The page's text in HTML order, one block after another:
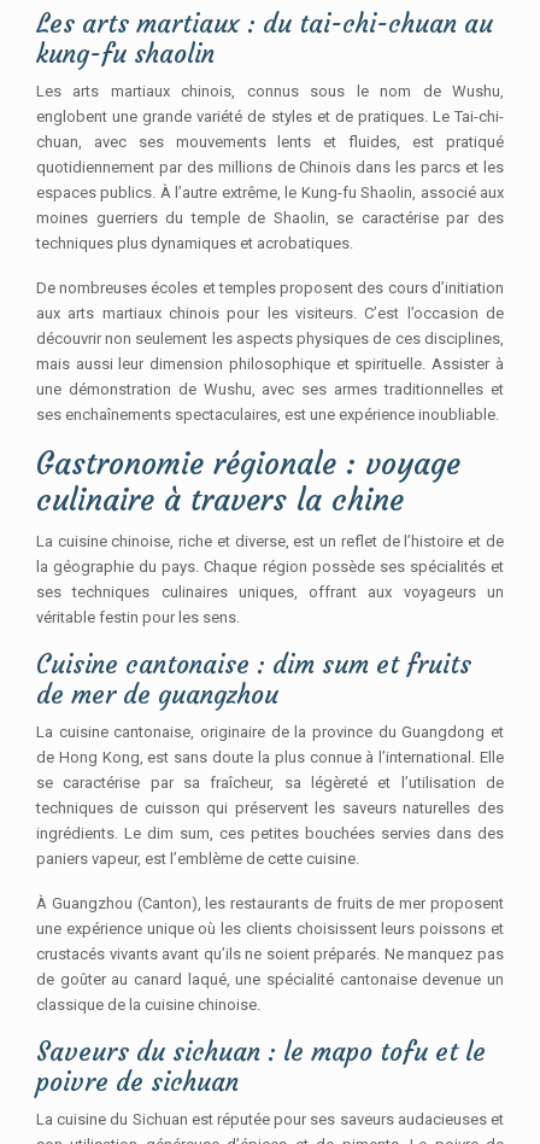
Les arts martiaux : du tai-chi-chuan au
kung-fu shaolin
Les arts martiaux chinois, connus sous le nom de Wushu,
englobent une grande variété de styles et de pratiques. Le Tai-chi-
chuan, avec ses mouvements lents et fluides, est pratiqué
quotidiennement par des millions de Chinois dans les parcs et les
espaces publics. À l’autre extrême, le Kung-fu Shaolin, associé aux
moines guerriers du temple de Shaolin, se caractérise par des
techniques plus dynamiques et acrobatiques.
De nombreuses écoles et temples proposent des cours d’initiation
aux arts martiaux chinois pour les visiteurs. C’est l’occasion de
découvrir non seulement les aspects physiques de ces disciplines,
mais aussi leur dimension philosophique et spirituelle. Assister à
une démonstration de Wushu, avec ses armes traditionnelles et
ses enchaînements spectaculaires, est une expérience inoubliable.
Gastronomie régionale : voyage
culinaire à travers la chine
La cuisine chinoise, riche et diverse, est un reflet de l’histoire et de
la géographie du pays. Chaque région possède ses spécialités et
ses techniques culinaires uniques, offrant aux voyageurs un
véritable festin pour les sens.
Cuisine cantonaise : dim sum et fruits
de mer de guangzhou
La cuisine cantonaise, originaire de la province du Guangdong et
de Hong Kong, est sans doute la plus connue à l’international. Elle
se caractérise par sa fraîcheur, sa légèreté et l’utilisation de
techniques de cuisson qui préservent les saveurs naturelles des
ingrédients. Le dim sum, ces petites bouchées servies dans des
paniers vapeur, est l’emblème de cette cuisine.
À Guangzhou (Canton), les restaurants de fruits de mer proposent
une expérience unique où les clients choisissent leurs poissons et
crustacés vivants avant qu’ils ne soient préparés. Ne manquez pas
de goûter au canard laqué, une spécialité cantonaise devenue un
classique de la cuisine chinoise.
Saveurs du sichuan : le mapo tofu et le
poivre de sichuan
La cuisine du Sichuan est réputée pour ses saveurs audacieuses et